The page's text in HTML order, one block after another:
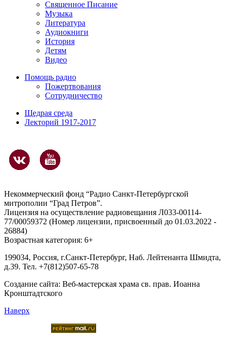
Священное Писание
Музыка
Литература
Аудиокниги
История
Детям
Видео
Помощь радио
Пожертвования
Сотрудничество
Щедрая среда
Лекторий 1917-2017
Некоммерческий фонд “Радио Санкт-Петербургской
митрополии “Град Петров”.
Лицензия на осуществление радиовещания Л033-00114-
77/00059372 (Номер лицензии, присвоенный до 01.03.2022 -
26884)
Возрастная категория: 6+
199034, Россия, г.Санкт-Петербург, Наб. Лейтенанта Шмидта,
д.39. Тел. +7(812)507-65-78
Создание сайта: Веб-мастерская храма св. прав. Иоанна
Кронштадтского
Наверх